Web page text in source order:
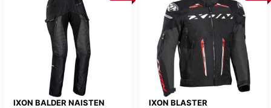
IXON BALDER NAISTEN
IXON BLASTER